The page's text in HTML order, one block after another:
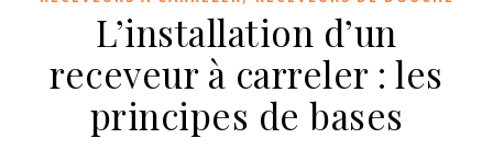
L’installation d’un
receveur à carreler : les
principes de bases